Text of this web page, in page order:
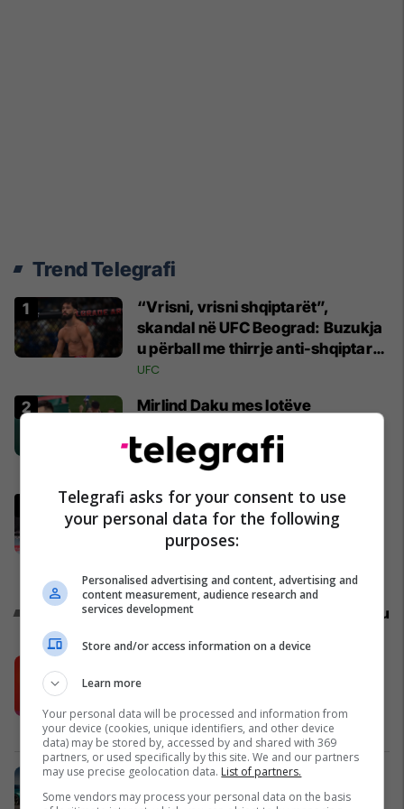
Trend Telegrafi
“Vrisni, vrisni shqiptarët”,
skandal në UFC Beograd: Buzukja
u përball me thirrje anti-shqiptare
nga tribunat
UFC
Mirlind Daku mes lotëve
do të fitojë miliona te Spartak
Moska
Ligat tjera
Dennis Buzukja mposhtet në
Beograd, vendimi i gjyqtarit
shkakton polemika të mëdha
Promo Reklamo këtu
plotësisht digjitale dhe mbi 40 mijë
shpërblime instant!
Meridian
Zgjidhni një nga katër modelet tuaja
të preferuara Peugeot
Telegrafi asks for your consent to use
your personal data for the following
purposes:
Personalised advertising and content, advertising and
content measurement, audience research and
services development
Store and/or access information on a device
Learn more
Your personal data will be processed and information from
your device (cookies, unique identifiers, and other device
data) may be stored by, accessed by and shared with 369
partners, or used specifically by this site. We and our partners
may use precise geolocation data. List of partners.
Some vendors may process your personal data on the basis